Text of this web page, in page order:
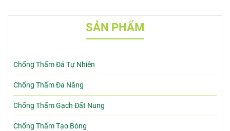
SẢN PHẨM
Chống Thấm Đá Tự Nhiên
Chống Thấm Đa Năng
Chống Thấm Gạch Đất Nung
Chống Thấm Tạo Bóng